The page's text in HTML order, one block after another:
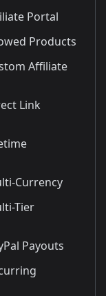
Portal
Products
Affiliate
Link
Currency
Tier
Payouts